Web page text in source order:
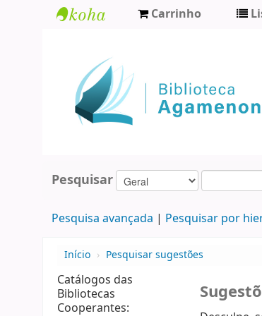
Agamenon
Magalhães
Carrinho
Pesquisar
Pesquisa avançada Pesquisar por
Início › Pesquisar sugestões
Catálogos das
Bibliotecas
Cooperantes: